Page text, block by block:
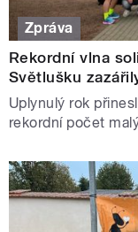
Zpráva
Rekordní vlna
Světlušku
Uplynulý rok
rekordní počet